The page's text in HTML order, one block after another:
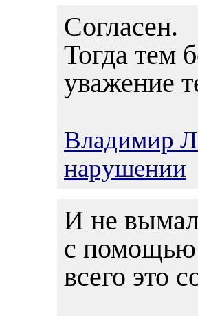
Согласен.
Тогда тем
уважение
Владимир
нарушении
И не
с помощью
всего это